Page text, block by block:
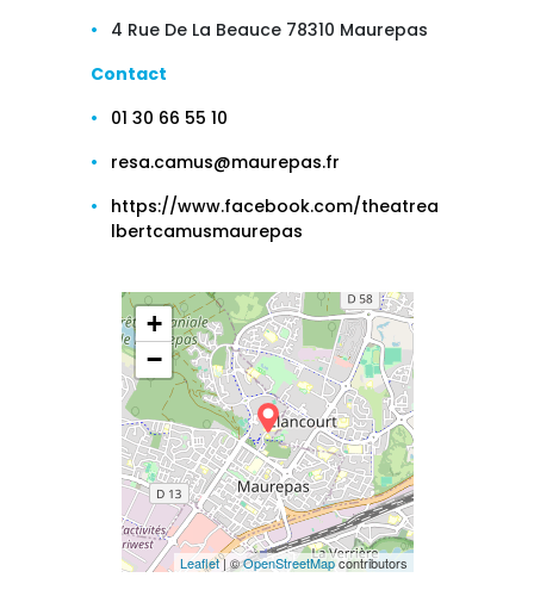
4 Rue De La Beauce 78310 Maurepas
Contact
01 30 66 55 10
resa.camus@maurepas.fr
https://www.facebook.com/theatrea
lbertcamusmaurepas
+
−
Leaflet| ©OpenStreetMapcontributors